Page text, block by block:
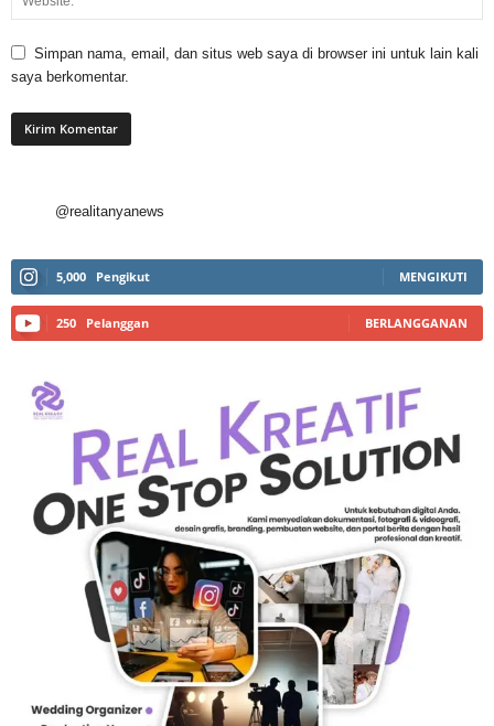
Simpan nama, email, dan situs web saya di browser ini untuk lain kali
saya berkomentar.
@realitanyanews
5,000 Pengikut MENGIKUTI
250 Pelanggan BERLANGGANAN